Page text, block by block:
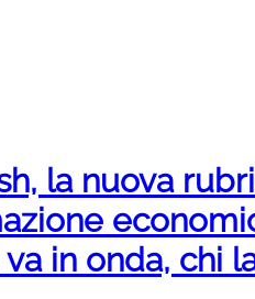
la nuova
in onda, chi